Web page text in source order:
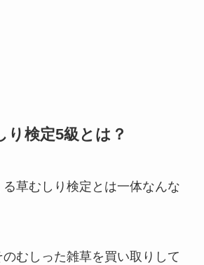
り検定5級とは？
草むしり検定とは一体なんな
むしった雑草を買い取りして